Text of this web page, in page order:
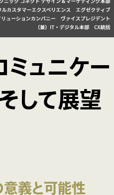
ュニケー
して展望
意義と可能性